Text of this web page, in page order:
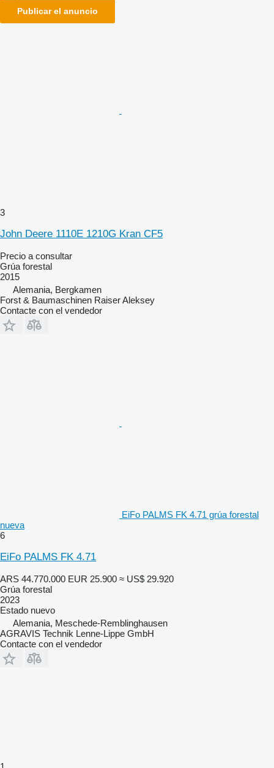
Publicar el anuncio
3
John Deere 1110E 1210G Kran CF5
Precio a consultar
Grúa forestal
2015
Alemania, Bergkamen
Forst & Baumaschinen Raiser Aleksey
Contacte con el vendedor
EiFo PALMS FK 4.71 grúa forestal
nueva
6
EiFo PALMS FK 4.71
ARS 44.770.000 EUR 25.900 ≈ US$ 29.920
Grúa forestal
2023
Estado nuevo
Alemania, Meschede-Remblinghausen
AGRAVIS Technik Lenne-Lippe GmbH
Contacte con el vendedor